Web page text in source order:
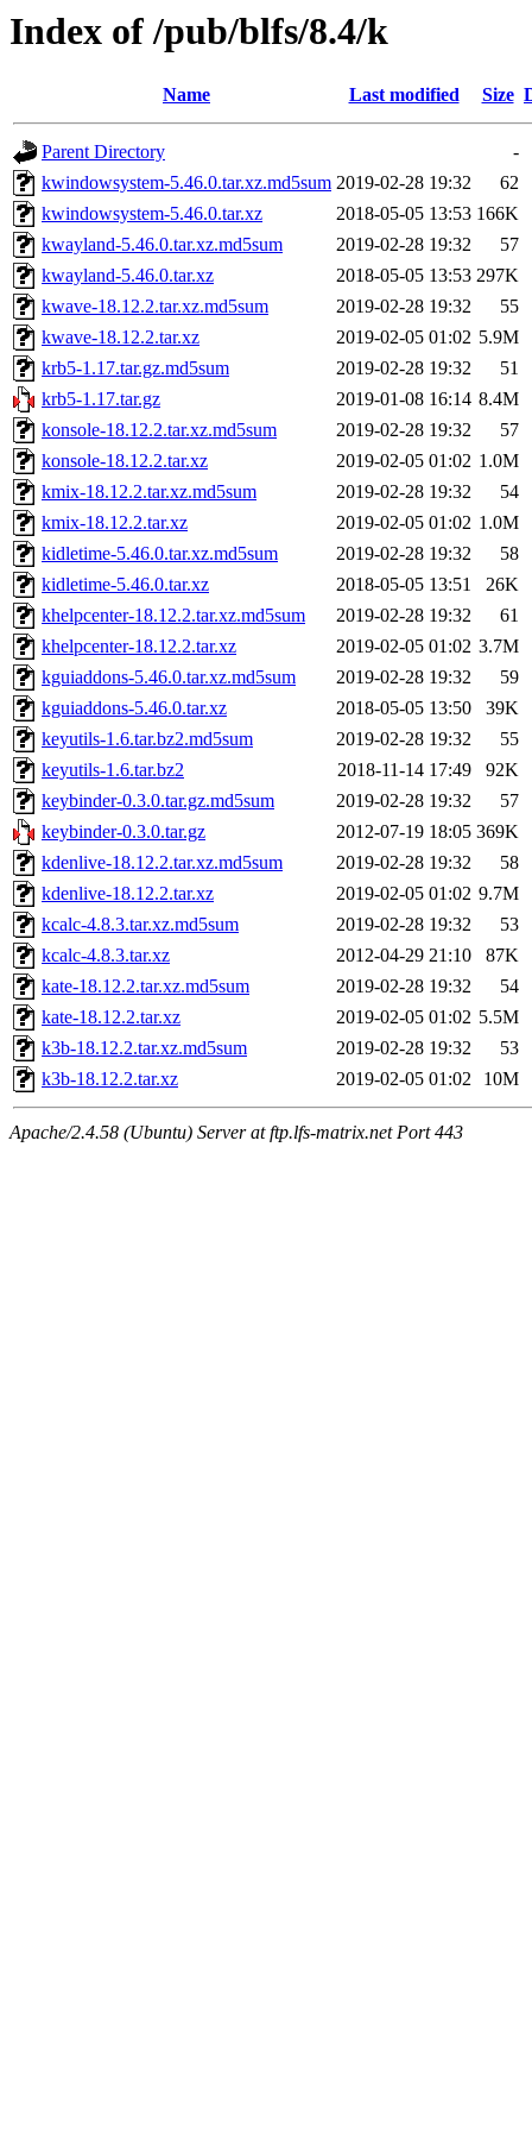
Index of /pub/blfs/8.4/k
Name Last modified Size
Parent Directory
-
kwindowsystem-5.46.0.tar.xz.md5sum 2019-02-28 19:32
62
kwindowsystem-5.46.0.tar.xz
2018-05-05 13:53 166K
kwayland-5.46.0.tar.xz.md5sum
2019-02-28 19:32
57
kwayland-5.46.0.tar.xz
2018-05-05 13:53 297K
kwave-18.12.2.tar.xz.md5sum
2019-02-28 19:32
55
kwave-18.12.2.tar.xz
2019-02-05 01:02 5.9M
krb5-1.17.tar.gz.md5sum
2019-02-28 19:32
51
krb5-1.17.tar.gz
2019-01-08 16:14 8.4M
konsole-18.12.2.tar.xz.md5sum
2019-02-28 19:32
57
konsole-18.12.2.tar.xz
2019-02-05 01:02 1.0M
kmix-18.12.2.tar.xz.md5sum
2019-02-28 19:32
54
kmix-18.12.2.tar.xz
2019-02-05 01:02 1.0M
kidletime-5.46.0.tar.xz.md5sum
2019-02-28 19:32
58
kidletime-5.46.0.tar.xz
2018-05-05 13:51
26K
khelpcenter-18.12.2.tar.xz.md5sum
2019-02-28 19:32
61
khelpcenter-18.12.2.tar.xz
2019-02-05 01:02 3.7M
kguiaddons-5.46.0.tar.xz.md5sum
2019-02-28 19:32
59
kguiaddons-5.46.0.tar.xz
2018-05-05 13:50
39K
keyutils-1.6.tar.bz2.md5sum
2019-02-28 19:32
55
keyutils-1.6.tar.bz2
2018-11-14 17:49
92K
keybinder-0.3.0.tar.gz.md5sum
2019-02-28 19:32
57
keybinder-0.3.0.tar.gz
2012-07-19 18:05 369K
kdenlive-18.12.2.tar.xz.md5sum
2019-02-28 19:32
58
kdenlive-18.12.2.tar.xz
2019-02-05 01:02 9.7M
kcalc-4.8.3.tar.xz.md5sum
2019-02-28 19:32
53
kcalc-4.8.3.tar.xz
2012-04-29 21:10
87K
kate-18.12.2.tar.xz.md5sum
2019-02-28 19:32
54
kate-18.12.2.tar.xz
2019-02-05 01:02 5.5M
k3b-18.12.2.tar.xz.md5sum
2019-02-28 19:32
53
k3b-18.12.2.tar.xz
2019-02-05 01:02 10M
Apache/2.4.58 (Ubuntu) Server at ftp.lfs-matrix.net Port 443